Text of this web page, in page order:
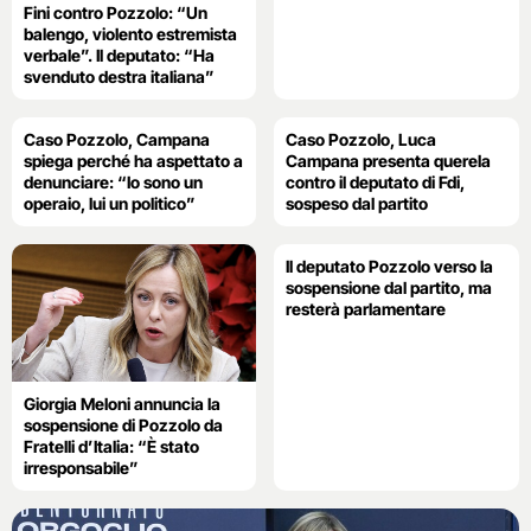
Fini contro Pozzolo: “Un
balengo, violento estremista
verbale”. Il deputato: “Ha
svenduto destra italiana”
Caso Pozzolo, Campana
spiega perché ha aspettato a
denunciare: “Io sono un
operaio, lui un politico”
Caso Pozzolo, Luca
Campana presenta querela
contro il deputato di Fdi,
sospeso dal partito
Giorgia Meloni annuncia la
sospensione di Pozzolo da
Fratelli d’Italia: “È stato
irresponsabile”
Il deputato Pozzolo verso la
sospensione dal partito, ma
resterà parlamentare